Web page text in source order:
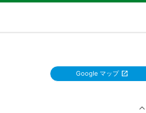
Google マップ